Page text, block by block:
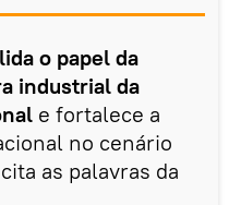
o papel da
industrial da
e fortalece a
no cenário
as palavras da